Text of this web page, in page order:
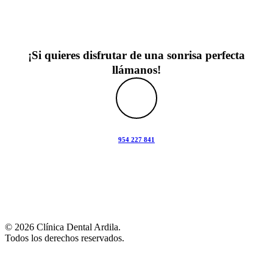
¡Si quieres disfrutar de una sonrisa perfecta
llámanos!
954 227 841
© 2026 Clínica Dental Ardila.
Todos los derechos reservados.